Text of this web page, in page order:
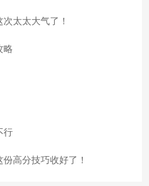
太太大气了！
略
行
高分技巧收好了！